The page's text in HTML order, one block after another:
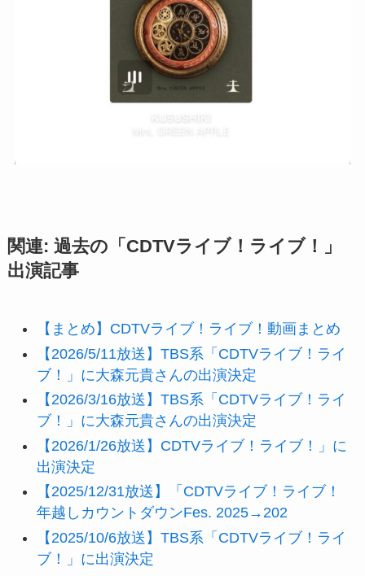
関連: 過去の「CDTVライブ！ライブ！」
出演記事
【まとめ】CDTVライブ！ライブ！動画まとめ
【2026/5/11放送】TBS系「CDTVライブ！ライ
ブ！」に大森元貴さんの出演決定
【2026/3/16放送】TBS系「CDTVライブ！ライ
ブ！」に大森元貴さんの出演決定
【2026/1/26放送】CDTVライブ！ライブ！」に
出演決定
【2025/12/31放送】「CDTVライブ！ライブ！
年越しカウントダウンFes. 2025→202
【2025/10/6放送】TBS系「CDTVライブ！ライ
ブ！」に出演決定